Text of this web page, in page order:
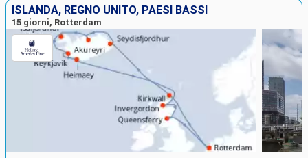
ISLANDA, REGNO UNITO, PAESI BASSI
15 giorni, Rotterdam